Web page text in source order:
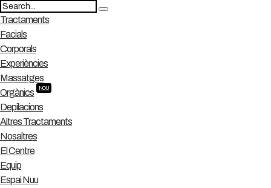
Tractaments
Facials
Corporals
Experiències
Massatges
Orgànics
NOU
Depilacions
Altres Tractaments
Nosaltres
El Centre
Equip
Espai Nuu